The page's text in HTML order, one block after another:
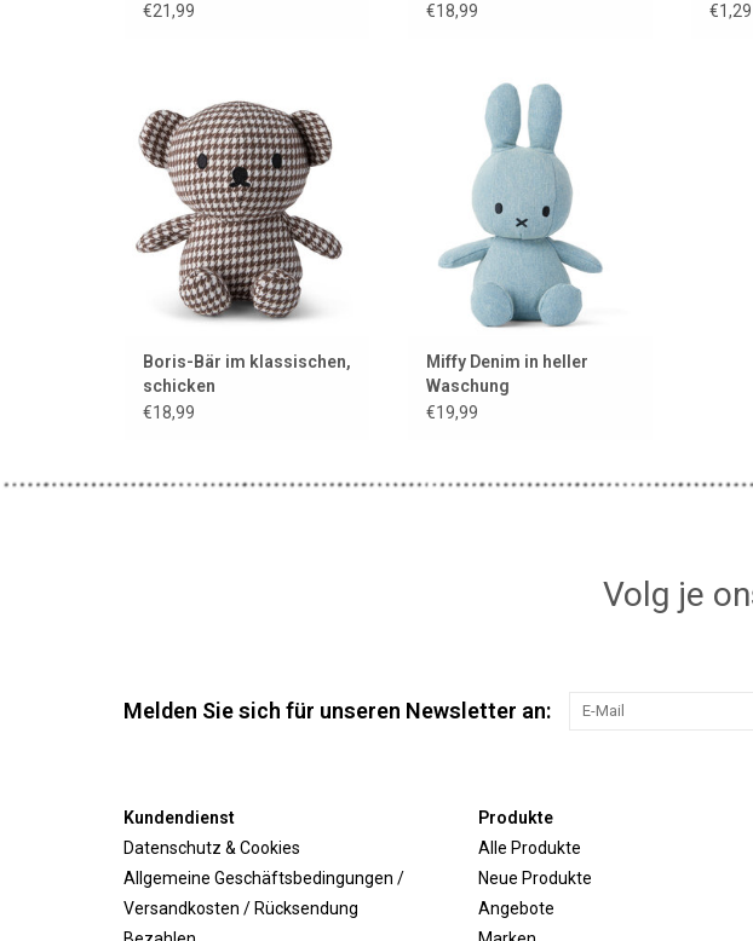
€21,99
€18,99
€1,29
elegantes Kuscheln
ZUM WARENKORB HINZUFÜGEN
Boris-Bär im klassischen,
schicken
Hahnentrittmuster
€18,99
Miffy aus hellem Wash Denim
ZUM WARENKORB HINZUFÜGEN
Miffy Denim in heller
Waschung
€19,99
Volg je
Melden Sie sich für unseren Newsletter an:
Kundendienst
Datenschutz & Cookies
Allgemeine Geschäftsbedingungen /
Versandkosten / Rücksendung
Produkte
Alle Produkte
Neue Produkte
Angebote